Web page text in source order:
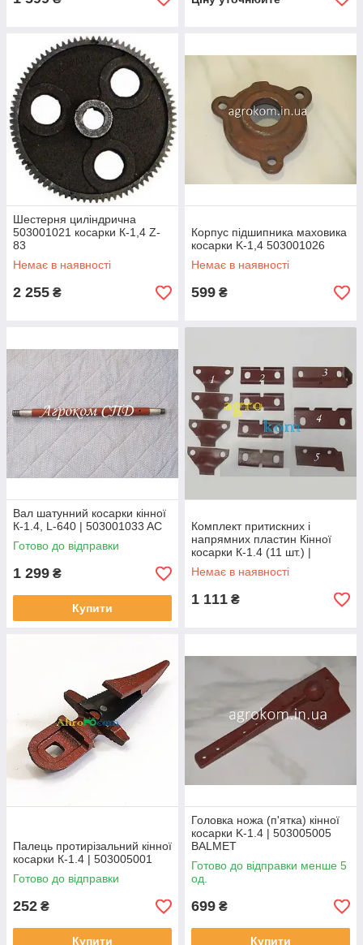
Шестерня циліндрична
503001021 косарки К-1,4 Z-
83
Немає в наявності
2 255 ₴
Корпус підшипника маховика
косарки K-1,4 503001026
Немає в наявності
599 ₴
Вал шатунний косарки кінної
К-1.4, L-640 | 503001033 AC
Готово до відправки
1 299 ₴
Купити
Комплект притискних і
напрямних пластин Кінної
косарки К-1.4 (11 шт.) |
503005000
Немає в наявності
1 111 ₴
Палець протирізальний кінної
косарки К-1.4 | 503005001
Готово до відправки
252 ₴
Купити
Головка ножа (п'ятка) кінної
косарки K-1.4 | 503005005
BALMET
Готово до відправки менше 5
од.
699 ₴
Купити